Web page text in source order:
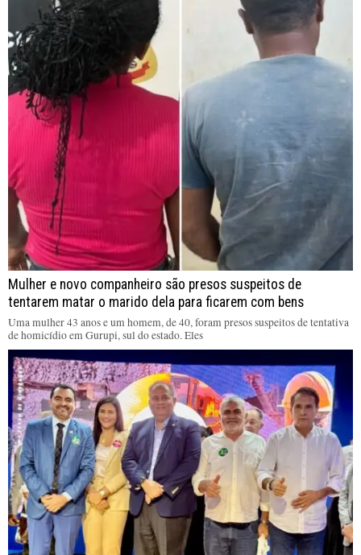
Mulher e novo companheiro são presos suspeitos de
tentarem matar o marido dela para ficarem com bens
Uma mulher 43 anos e um homem, de 40, foram presos suspeitos de tentativa
de homicídio em Gurupi, sul do estado. Eles